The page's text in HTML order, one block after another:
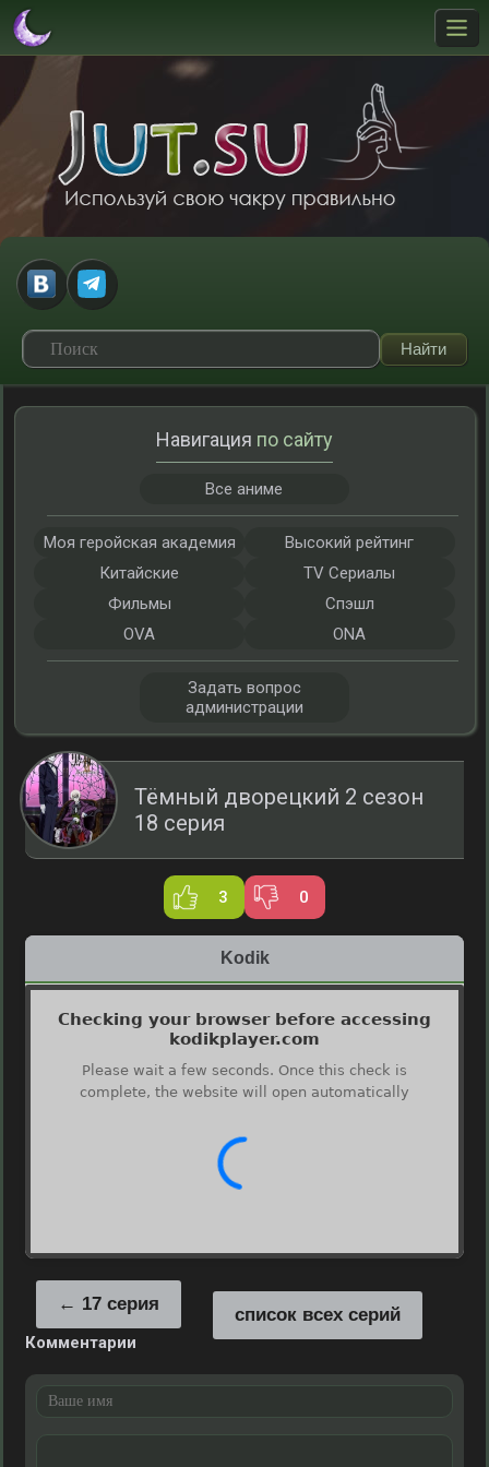
Тёмный дворецкий 2 сезон
18 серия
3 0
Kodik
17 серия
список всех серий
Комментарии
Навигация по сайту
Все аниме
Моя геройская академия
Высокий рейтинг
Китайские
TV Сериалы
Фильмы
Спэшл
OVA
ONA
Задать вопрос
администрации